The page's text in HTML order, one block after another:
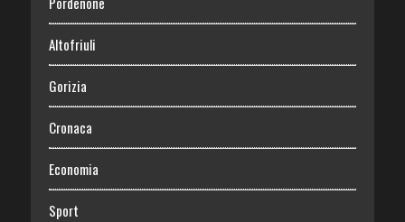
Altofriuli
Gorizia
Cronaca
Economia
Sport